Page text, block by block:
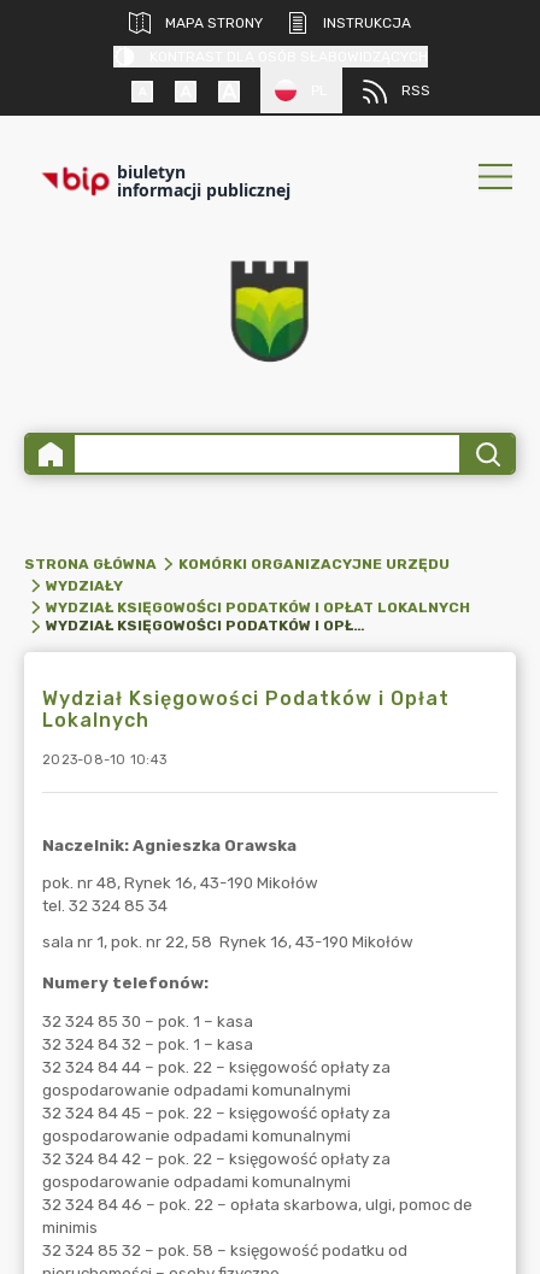
MAPA STRONY
INSTRUKCJA
RSS
biuletyn
informacji publicznej
STRONA GŁÓWNA
KOMÓRKI ORGANIZACYJNE URZĘDU
WYDZIAŁY
WYDZIAŁ KSIĘGOWOŚCI PODATKÓW I OPŁAT LOKALNYCH
WYDZIAŁ KSIĘGOWOŚCI PODATKÓW I OPŁAT LOKALNYCH
Wydział Księgowości Podatków i Opłat
Lokalnych
2023-08-10 10:43